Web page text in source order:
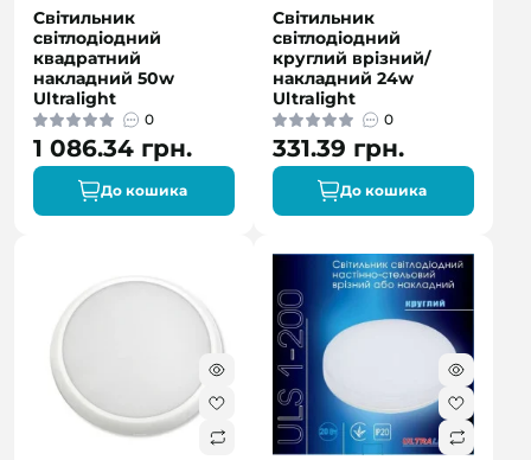
Світильник
світлодіодний
квадратний
накладний 50w
Ultralight
0
1 086.34 грн.
До кошика
Світильник
світлодіодний
круглий врізний/
накладний 24w
Ultralight
0
331.39 грн.
До кошика